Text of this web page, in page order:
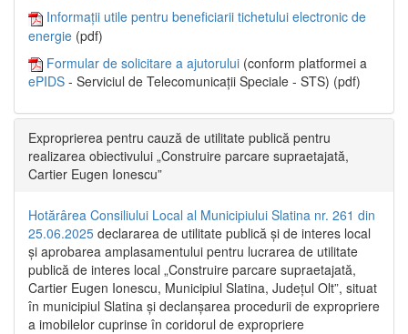
Informații utile pentru beneficiarii tichetului electronic de
energie (pdf)
Formular de solicitare a ajutorului (conform platformei a
ePIDS - Serviciul de Telecomunicații Speciale - STS) (pdf)
Exproprierea pentru cauză de utilitate publică pentru
realizarea obiectivului „Construire parcare supraetajată,
Cartier Eugen Ionescu”
Hotărârea Consiliului Local al Municipiului Slatina nr. 261 din
25.06.2025 declararea de utilitate publică și de interes local
și aprobarea amplasamentului pentru lucrarea de utilitate
publică de interes local „Construire parcare supraetajată,
Cartier Eugen Ionescu, Municipiul Slatina, Județul Olt”, situat
în municipiul Slatina și declanșarea procedurii de expropriere
a imobilelor cuprinse în coridorul de expropriere